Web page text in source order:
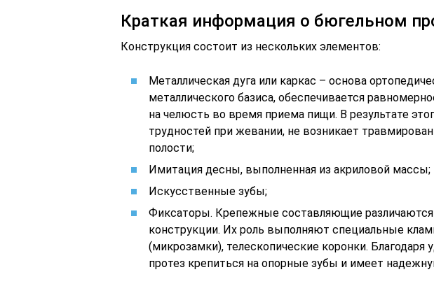
Краткая информация о бюгельном
Конструкция состоит из нескольких элементов:
Металлическая дуга или каркас – основа
металлического базиса, обеспечивается
на челюсть во время приема пищи. В результате
трудностей при жевании, не возникает
полости;
Имитация десны, выполненная из акриловой массы;
Искусственные зубы;
Фиксаторы. Крепежные составляющие
конструкции. Их роль выполняют специальные
(микрозамки), телескопические коронки.
протез крепиться на опорные зубы и имеет